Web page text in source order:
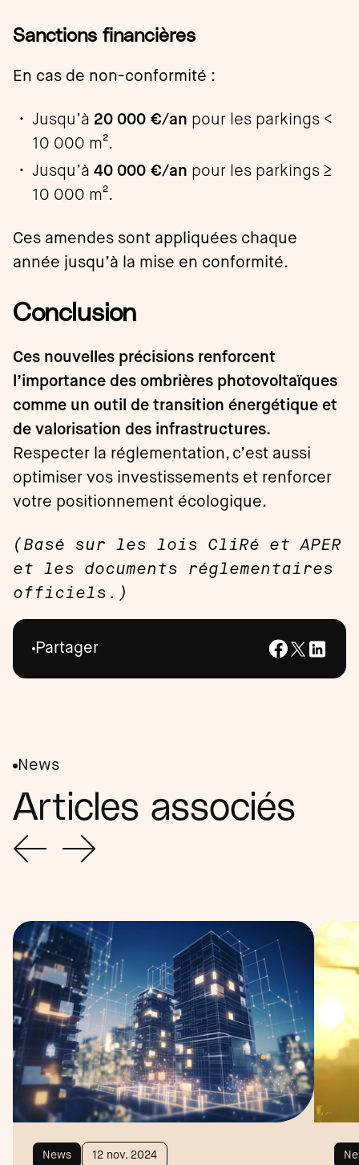
Partager
Sanctions financières
En cas de non-conformité :
Jusqu’à 20 000 €/an pour les parkings <
10 000 m².
Jusqu’à 40 000 €/an pour les parkings ≥
10 000 m².
Ces amendes sont appliquées chaque
année jusqu’à la mise en conformité.
Conclusion
Ces nouvelles précisions renforcent
l’importance des ombrières photovoltaïques
comme un outil de transition énergétique et
de valorisation des infrastructures.
Respecter la réglementation, c’est aussi
optimiser vos investissements et renforcer
votre positionnement écologique.
(Basé sur les lois CliRé et APER
et les documents réglementaires
officiels.)
News
Articles associés
News 12 nov. 2024